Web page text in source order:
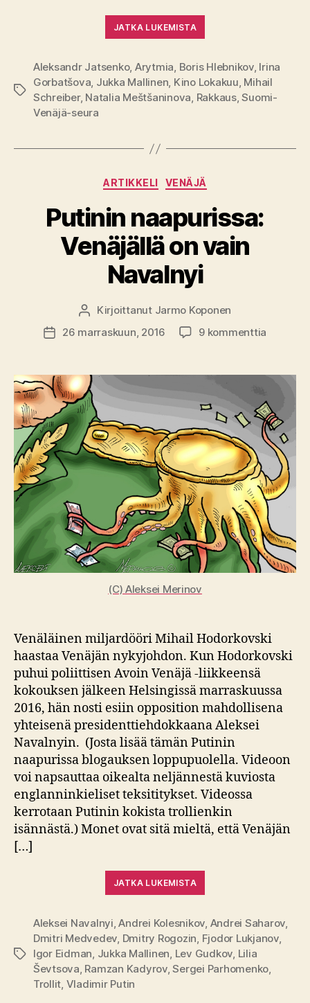
JATKA LUKEMISTA
Avainsanat
Aleksandr Jatsenko, Arytmia, Boris Hlebnikov, Irina
Gorbatšova, Jukka Mallinen, Kino Lokakuu, Mihail
Schreiber, Natalia Meštšaninova, Rakkaus,Suomi-
Venäjä-seura
Kategoriat
ARTIKKELI VENÄJÄ
Putinin naapurissa:
Venäjällä on vain
Navalnyi
Kirjoittaja
Kirjoittanut Jarmo Koponen
Julkaisupäivämäärä
26 marraskuun, 2016 9 kommenttia
Venäjällä
vain
Navalnyi
(C) Aleksei Merinov
Venäläinen miljardööri Mihail Hodorkovski
haastaa Venäjän nykyjohdon. Kun Hodorkovski
puhui poliittisen Avoin Venäjä -liikkeensä
kokouksen jälkeen Helsingissä marraskuussa
2016, hän nosti esiin opposition mahdollisena
yhteisenä presidenttiehdokkaana Aleksei
Navalnyin. (Josta lisää tämän Putinin
naapurissa blogauksen loppupuolella. Videoon
voi napsauttaa oikealta neljännestä kuviosta
englanninkieliset teksititykset. Videossa
kerrotaan Putinin kokista trollienkin
isännästä.) Monet ovat sitä mieltä, että Venäjän
[…]
JATKA LUKEMISTA
Avainsanat
Aleksei Navalnyi ,Andrei Kolesnikov Andrei Saharov
Dmitri Medvedev Dmitry Rogozin Fjodor Lukjanov,
Igor Eidman Jukka Mallinen Lev Gudkov Lilia
Ševtsova Ramzan Kadyrov,Sergei Parhomenko
Trollit Vladimir Putin